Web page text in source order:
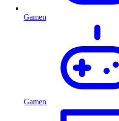
Gamen
Gamen